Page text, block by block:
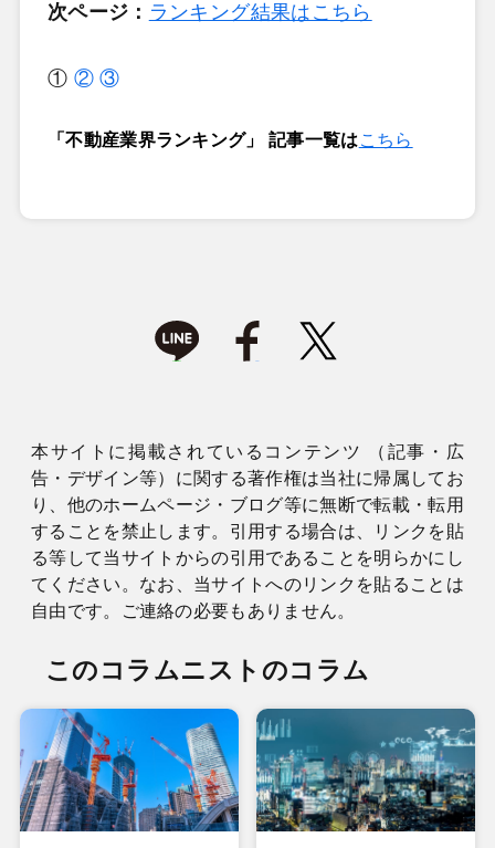
次ページ： ランキング結果はこちら
① ② ③
「不動産業界ランキング」 記事一覧は こちら
本サイトに掲載されているコンテンツ （記事・広
告・デザイン等）に関する著作権は当社に帰属してお
り、他のホームページ・ブログ等に無断で転載・転用
することを禁止します。引用する場合は、リンクを貼
る等して当サイトからの引用であることを明らかにし
てください。なお、当サイトへのリンクを貼ることは
自由です。ご連絡の必要もありません。
このコラムニストのコラム